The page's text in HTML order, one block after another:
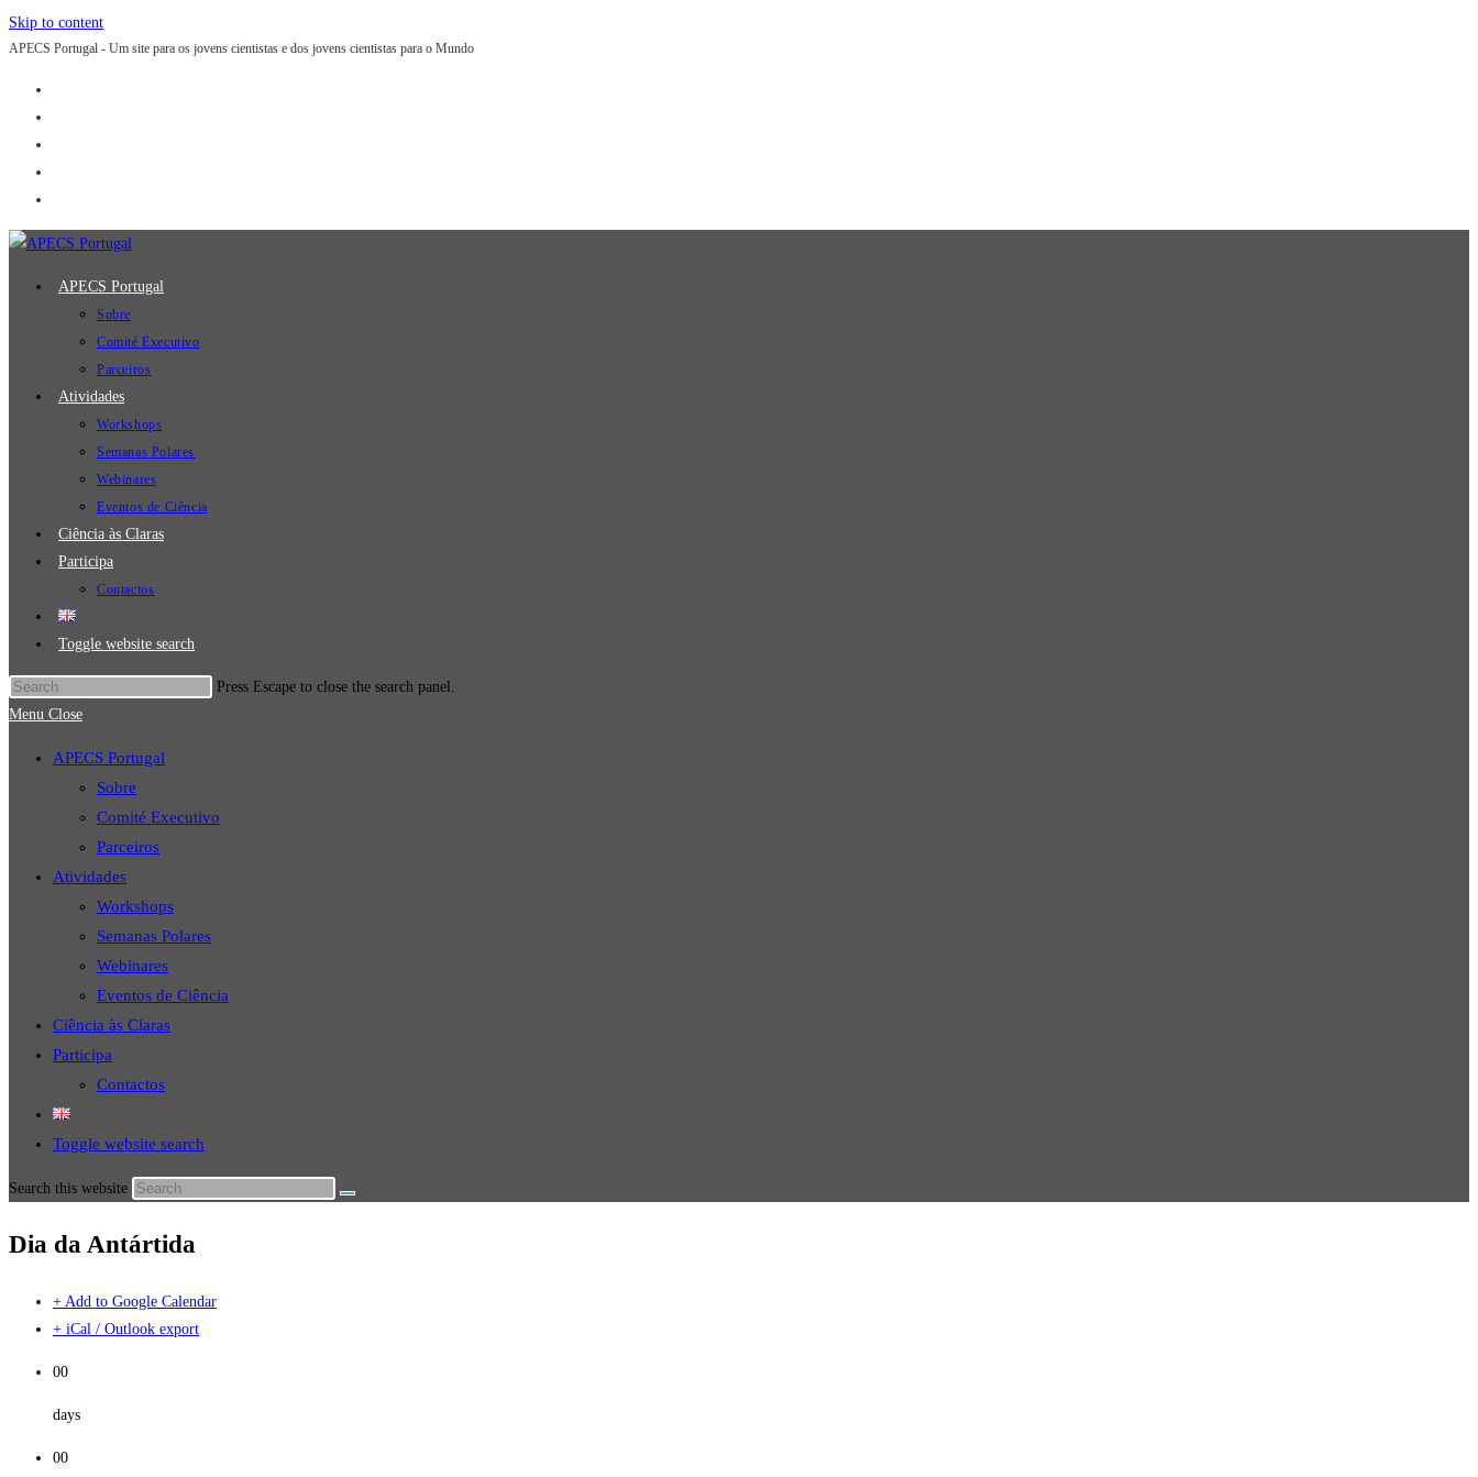
Skip to content
APECS Portugal - Um site para os jovens cientistas e dos jovens cientistas para o Mundo
APECS Portugal
Sobre
Comité Executivo
Parceiros
Atividades
Workshops
Semanas Polares
Webinares
Eventos de Ciência
Ciência às Claras
Participa
Contactos
Toggle website search
Press Escape to close the search panel.
Menu Close
APECS Portugal
Sobre
Comité Executivo
Parceiros
Atividades
Workshops
Semanas Polares
Webinares
Eventos de Ciência
Ciência às Claras
Participa
Contactos
Toggle website search
Search this website
Dia da Antártida
+ Add to Google Calendar
+ iCal / Outlook export
00
days
00